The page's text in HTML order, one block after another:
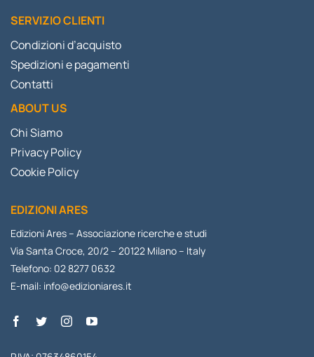
SERVIZIO CLIENTI
Condizioni d’acquisto
Spedizioni e pagamenti
Contatti
ABOUT US
Chi Siamo
Privacy Policy
Cookie Policy
EDIZIONI ARES
Edizioni Ares – Associazione ricerche e studi
Via Santa Croce, 20/2 – 20122 Milano – Italy
Telefono: 02 8277 0632
E-mail: info@edizioniares.it